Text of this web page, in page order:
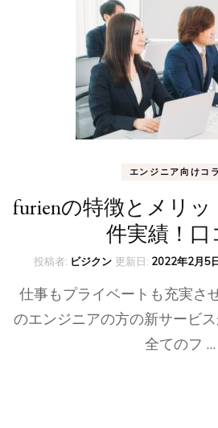
エンジニア向けコ
furienの特徴とメリ
件実績！口
投稿者: ビジクン 更新日: 2022年2月5
仕事もプライベートも充実さ
のエンジニアの方の新サービ
全てのフ …